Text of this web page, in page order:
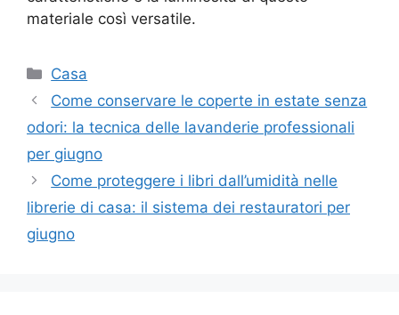
materiale così versatile.
Categorie
Casa
Come conservare le coperte in estate senza
odori: la tecnica delle lavanderie professionali
per giugno
Come proteggere i libri dall’umidità nelle
librerie di casa: il sistema dei restauratori per
giugno